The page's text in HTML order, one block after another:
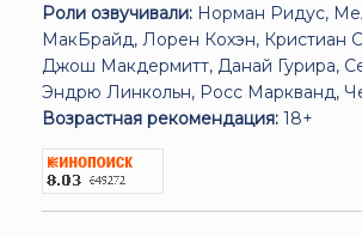
Роли озвучивали: Норман Ридус,
МакБрайд, Лорен Кохэн, Кристиан
Джош Макдермитт, Данай Гурира,
Эндрю Линкольн, Росс Маркванд,
Возрастная рекомендация: 18+